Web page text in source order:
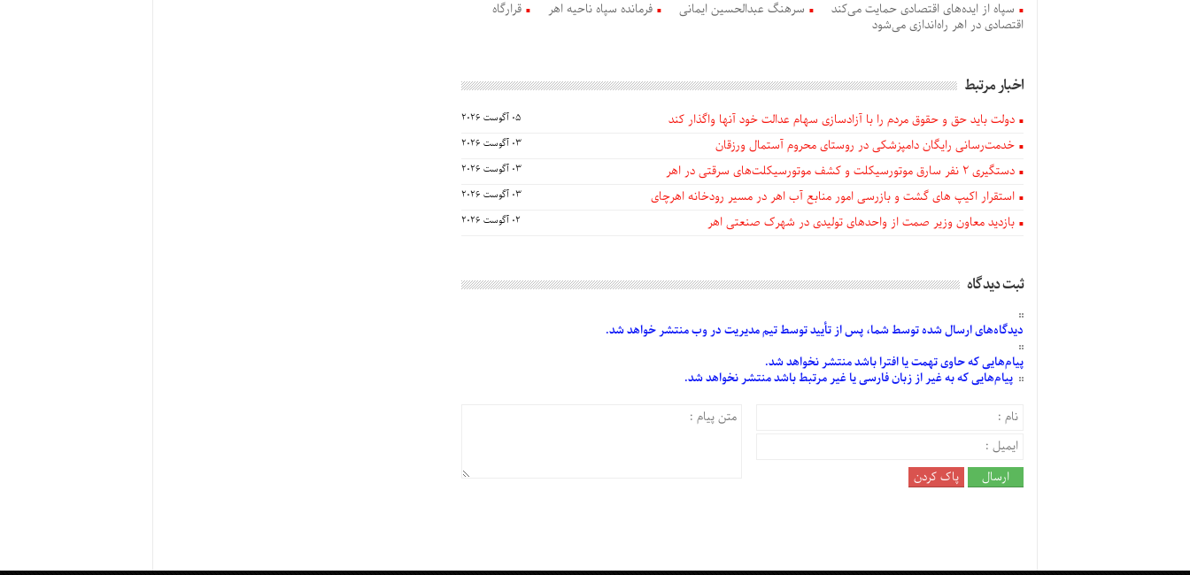
سپاه از ایده‌های اقتصادی حمایت می‌کند سرهنگ عبدالحسین ایمانی فرمانده سپاه ناحیه اهر
قرارگاه
اقتصادی در اهر راه‌اندازی می‌شود
اخبار مرتبط
دولت باید حق و حقوق مردم را با آزادسازی سهام عدالت خود آنها واگذار کند 05 آگوست 2026
خدمت‌رسانی رایگان دامپزشکی در روستای محروم آستمال ورزقان 03 آگوست 2026
دستگيری ۲ نفر سارق موتورسیکلت و کشف موتورسیکلت‌های سرقتی در اهر 03 آگوست 2026
استقرار اکیپ های گشت و بازرسی امور منابع آب اهر در مسیر رودخانه اهرچای 03 آگوست 2026
بازدید معاون وزیر صمت از واحدهای تولیدی در شهرک صنعتی اهر 02 آگوست 2026
ثبت دیدگاه
دیدگاه‌هایارسالشدهتوسط شما، پس از تأییدتوسط تیم مدیریت در وب منتشر خواهد شد.
پیام‌هاییکه حاوی تهمت یا افترا باشد منتشر نخواهد شد.
پیام‌هاییکه به غیر از زبان فارسی یا غیر مرتبط باشد منتشر نخواهد شد.